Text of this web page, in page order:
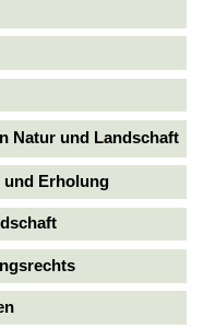
Natur und Landschaft
und Erholung